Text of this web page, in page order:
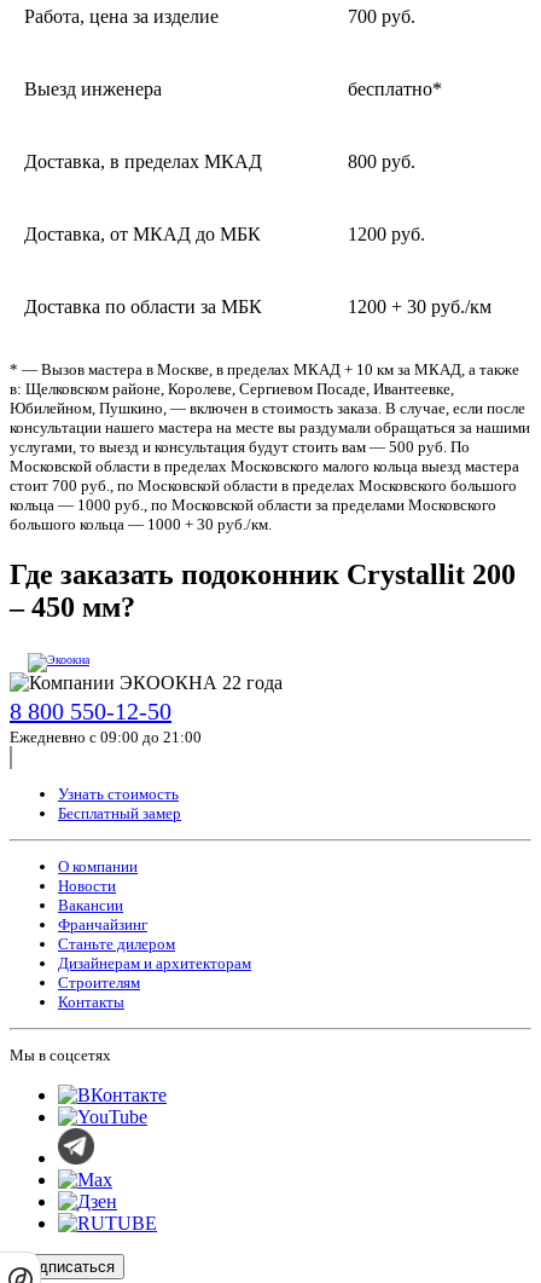
Работа, цена за изделие 700 руб.
Выезд инженера бесплатно*
Доставка, в пределах МКАД 800 руб.
Доставка, от МКАД до МБК 1200 руб.
Доставка по области за МБК 1200 + 30 руб./км
* — Вызов мастера в Москве, в пределах МКАД + 10 км за МКАД, а также
в: Щелковском районе, Королеве, Сергиевом Посаде, Ивантеевке,
Юбилейном, Пушкино, — включен в стоимость заказа. В случае, если после
консультации нашего мастера на месте вы раздумали обращаться за нашими
услугами, то выезд и консультация будут стоить вам — 500 руб. По
Московской области в пределах Московского малого кольца выезд мастера
стоит 700 руб., по Московской области в пределах Московского большого
кольца — 1000 руб., по Московской области за пределами Московского
большого кольца — 1000 + 30 руб./км.
Где заказать подоконник Crystallit 200
– 450 мм?
8 800 550-12-50
Ежедневно с 09:00 до 21:00
Узнать стоимость
Бесплатный замер
О компании
Новости
Вакансии
Франчайзинг
Станьте дилером
Дизайнерам и архитекторам
Строителям
Контакты
Мы в соцсетях
Подписаться